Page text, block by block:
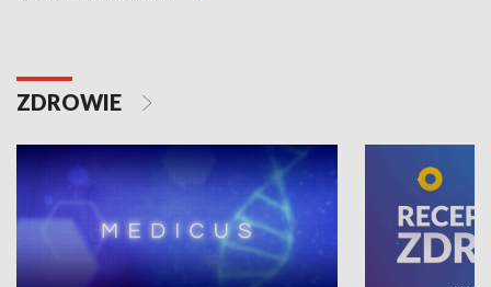
ZDROWIE